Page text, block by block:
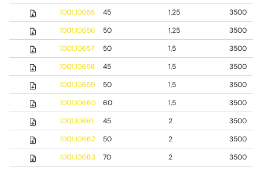
1001.10655
45 1,25
3500
1001.10656
50 1,25
3500
1001.10657
50 1,5
3500
1001.10658
45 1,5
3500
1001.10659
50 1,5
3500
1001.10660
60 1,5
3500
1001.10661
45 2
3500
1001.10662
50 2
3500
1001.10663
70 2
3500